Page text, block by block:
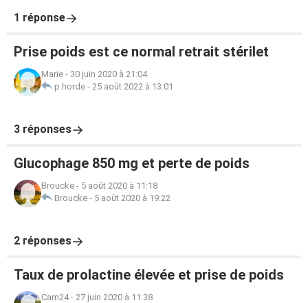
1 réponse
Prise poids est ce normal retrait stérilet
Marie - 30 juin 2020 à 21:04
p.horde - 25 août 2022 à 13:01
3 réponses
Glucophage 850 mg et perte de poids
Broucke - 5 août 2020 à 11:18
Broucke - 5 août 2020 à 19:22
2 réponses
Taux de prolactine élevée et prise de poids
Cam24- 27 juin 2020 à 11:38